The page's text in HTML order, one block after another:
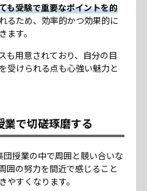
も受験で重要なポイントを的
るため、効率的かつ効果的に
す。
も用意されており、自分の目
受けられる点も心強い魅力と
で切磋琢磨する
授業の中で周囲と競い合いな
囲の努力を間近で感じること
やすくなります。